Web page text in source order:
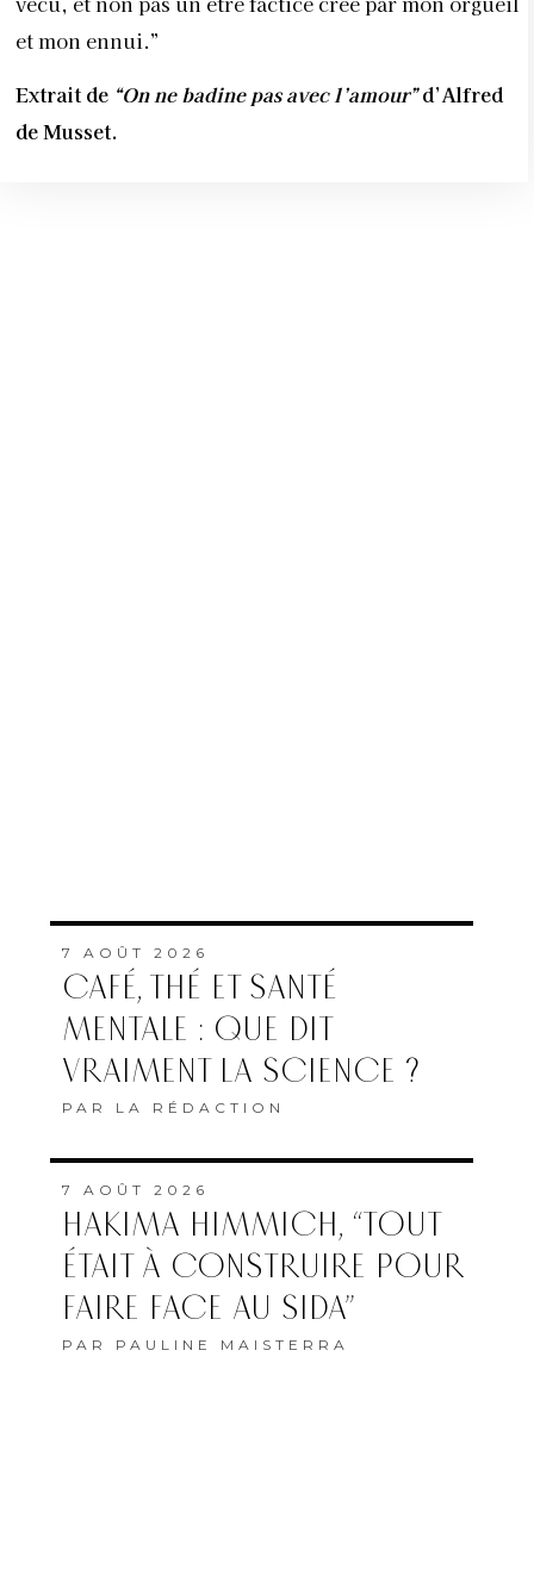
et mon ennui.”
Extrait de “On ne badine pas avec l’amour”d’Alfred
de Musset.
7 AOÛT 2026
CAFÉ, THÉ ET SANTÉ
MENTALE : QUE DIT
VRAIMENT LA SCIENCE ?
PAR LA RÉDACTION
7 AOÛT 2026
HAKIMA HIMMICH, “TOUT
ÉTAIT À CONSTRUIRE POUR
FAIRE FACE AU SIDA”
PAR PAULINE MAISTERRA